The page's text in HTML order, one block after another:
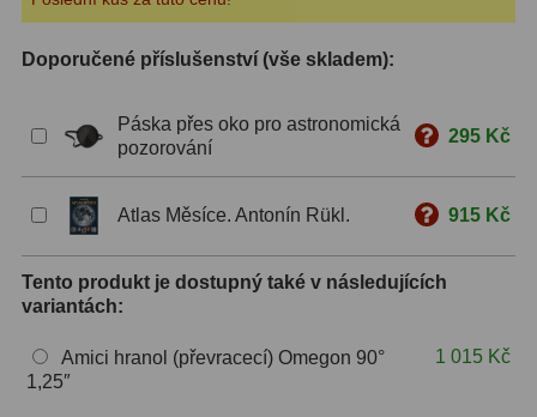
Ostatní29
Měsíční a Polarizační 24
Sluneční 42
Doporučené příslušenství (vše skladem):
Páska přes oko pro astronomická
pozorování
295 Kč
Atlas Měsíce. Antonín Rükl. 915 Kč
Tento produkt je dostupný také v následujících
variantách:
Amici hranol (převracecí) Omegon 90°
1,25″
1 015 Kč